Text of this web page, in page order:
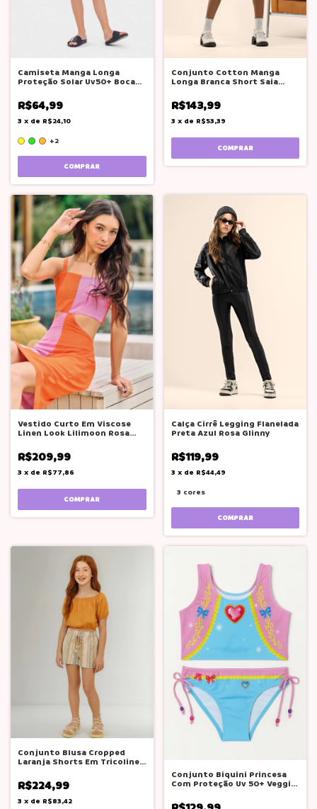
Camiseta Manga Longa
Proteção Solar Uv50+ Boca
R$64,99
3 x de R$24,10
+2
COMPRAR
Conjunto Cotton Manga
Longa Branca Short Saia
R$143,99
3 x de R$53,39
COMPRAR
Vestido Curto Em Viscose
Linen Look Lilimoon Rosa
R$209,99
3 x de R$77,86
COMPRAR
Calça Cirrê Legging Flanelada
Preta Azul Rosa Glinny
R$119,99
3 x de R$44,49
3 cores
COMPRAR
Conjunto Blusa Cropped
Laranja Shorts Em Tricoline
R$224,99
3 x de R$83,42
Conjunto Biquini Princesa
Com Proteção Uv 50+ Veggi